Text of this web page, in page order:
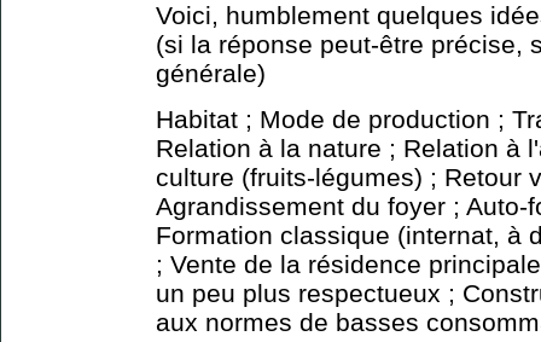
Voici, humblement quelques
(si la réponse peut-être précise,
générale)
Habitat ; Mode de production ;
Relation à la nature ; Relation à
culture (fruits-légumes) ; Retour
Agrandissement du foyer ; Auto-
Formation classique (internat, à
; Vente de la résidence
un peu plus respectueux ;
aux normes de basses